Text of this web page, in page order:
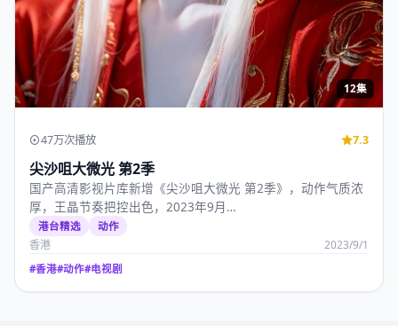
12集
47万次播放 7.3
尖沙咀大微光 第2季
国产高清影视片库新增《尖沙咀大微光 第2季》，动作气质浓
厚，王晶节奏把控出色，2023年9月…
港台精选 动作
香港 2023/9/1
#香港#动作#电视剧